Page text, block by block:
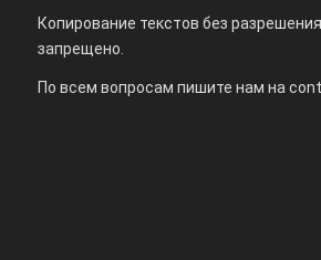
Копирование текстов без
запрещено.
По всем вопросам пишите нам на